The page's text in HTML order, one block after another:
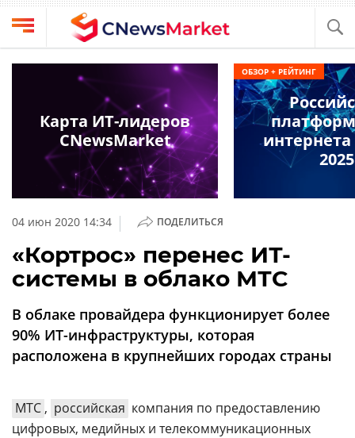
Выбрать
провайдера
Компании
обзоры
кабинет
О
CNews
Аналитика
Техника
CNews
Конференции
Техника
04 июн 2020 14:34 | ПОДЕЛИТЬСЯ
«Кортрос» перенес ИТ-
системы в облако МТС
В облаке провайдера функционирует более
90% ИТ-инфраструктуры, которая
расположена в крупнейших городах страны
МТС , российская компания по предоставлению
цифровых, медийных и телекоммуникационных
Карта ИТ-лидеров
CNewsMarket
2025
ОБЗОР + РЕЙТИНГ